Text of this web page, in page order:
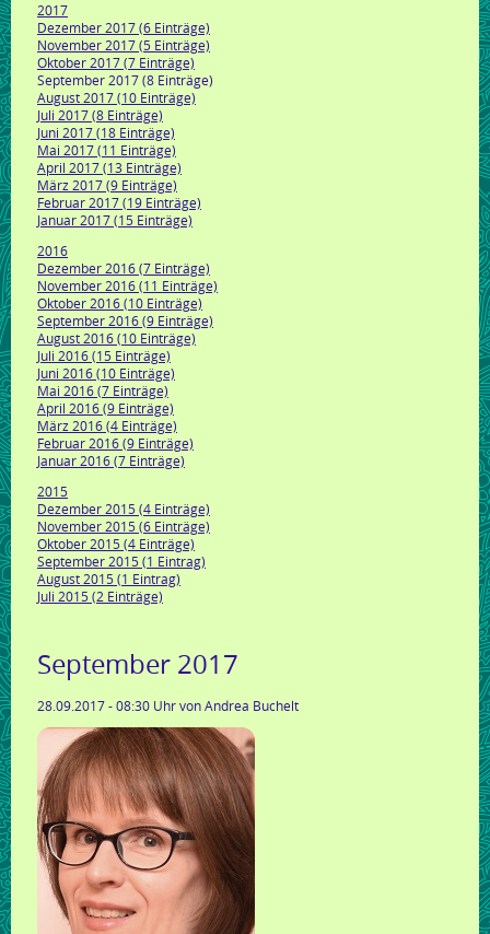
2017
Dezember 2017 (6 Einträge)
November 2017 (5 Einträge)
Oktober 2017 (7 Einträge)
September 2017 (8 Einträge)
August 2017 (10 Einträge)
Juli 2017 (8 Einträge)
Juni 2017 (18 Einträge)
Mai 2017 (11 Einträge)
April 2017 (13 Einträge)
März 2017 (9 Einträge)
Februar 2017 (19 Einträge)
Januar 2017 (15 Einträge)
2016
Dezember 2016 (7 Einträge)
November 2016 (11 Einträge)
Oktober 2016 (10 Einträge)
September 2016 (9 Einträge)
August 2016 (10 Einträge)
Juli 2016 (15 Einträge)
Juni 2016 (10 Einträge)
Mai 2016 (7 Einträge)
April 2016 (9 Einträge)
März 2016 (4 Einträge)
Februar 2016 (9 Einträge)
Januar 2016 (7 Einträge)
2015
Dezember 2015 (4 Einträge)
November 2015 (6 Einträge)
Oktober 2015 (4 Einträge)
September 2015 (1 Eintrag)
August 2015 (1 Eintrag)
Juli 2015 (2 Einträge)
September 2017
28.09.2017 - 08:30 Uhrvon Andrea Buchelt